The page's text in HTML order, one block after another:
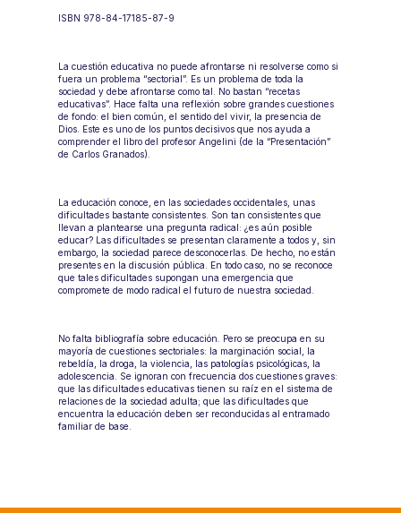
ISBN 978-84-17185-87-9
La cuestión educativa no puede afrontarse ni resolverse como si
fuera un problema “sectorial”. Es un problema de toda la
sociedad y debe afrontarse como tal. No bastan “recetas
educativas”. Hace falta una reflexión sobre grandes cuestiones
de fondo: el bien común, el sentido del vivir, la presencia de
Dios. Este es uno de los puntos decisivos que nos ayuda a
comprender el libro del profesor Angelini (de la “Presentación”
de Carlos Granados).
La educación conoce, en las sociedades occidentales, unas
dificultades bastante consistentes. Son tan consistentes que
llevan a plantearse una pregunta radical: ¿es aún posible
educar? Las dificultades se presentan claramente a todos y, sin
embargo, la sociedad parece desconocerlas. De hecho, no están
presentes en la discusión pública. En todo caso, no se reconoce
que tales dificultades supongan una emergencia que
compromete de modo radical el futuro de nuestra sociedad.
No falta bibliografía sobre educación. Pero se preocupa en su
mayoría de cuestiones sectoriales: la marginación social, la
rebeldía, la droga, la violencia, las patologías psicológicas, la
adolescencia. Se ignoran con frecuencia dos cuestiones graves:
que las dificultades educativas tienen su raíz en el sistema de
relaciones de la sociedad adulta; que las dificultades que
encuentra la educación deben ser reconducidas al entramado
familiar de base.